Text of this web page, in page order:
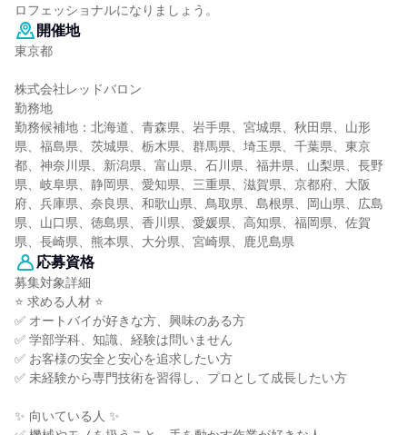
ロフェッショナルになりましょう。
開催地
東京都
株式会社レッドバロン
勤務地
勤務候補地：北海道、青森県、岩手県、宮城県、秋田県、山形
県、福島県、茨城県、栃木県、群馬県、埼玉県、千葉県、東京
都、神奈川県、新潟県、富山県、石川県、福井県、山梨県、長野
県、岐阜県、静岡県、愛知県、三重県、滋賀県、京都府、大阪
府、兵庫県、奈良県、和歌山県、鳥取県、島根県、岡山県、広島
県、山口県、徳島県、香川県、愛媛県、高知県、福岡県、佐賀
県、長崎県、熊本県、大分県、宮崎県、鹿児島県
応募資格
募集対象詳細
⭐ 求める人材 ⭐
✅ オートバイが好きな方、興味のある方
✅ 学部学科、知識、経験は問いません
✅ お客様の安全と安心を追求したい方
✅ 未経験から専門技術を習得し、プロとして成長したい方
✨ 向いている人 ✨